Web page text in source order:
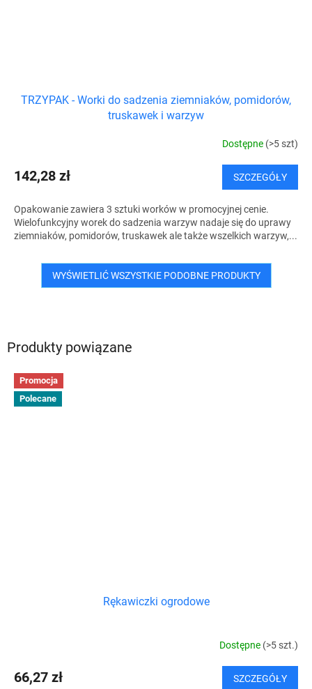
Produkty powiązane
Promocja
Polecane
Rękawiczki ogrodowe
Dostępne (>5 szt.)
66,27 zł SZCZEGÓŁY
TRZYPAK - Worki do sadzenia ziemniaków, pomidorów,
truskawek i warzyw
Dostępne (>5 szt)
142,28 zł SZCZEGÓŁY
Opakowanie zawiera 3 sztuki worków w promocyjnej cenie.
Wielofunkcyjny worek do sadzenia warzyw nadaje się do uprawy
ziemniaków, pomidorów, truskawek ale także wszelkich warzyw,...
WYŚWIETLIĆ WSZYSTKIE PODOBNE PRODUKTY